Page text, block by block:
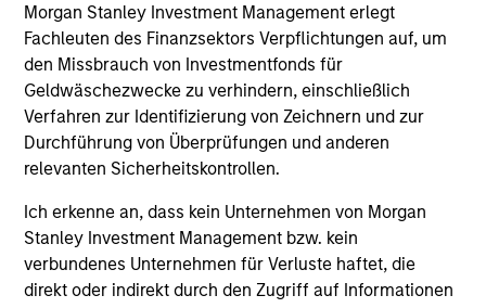
Morgan Stanley Investment Management erlegt
Fachleuten des Finanzsektors Verpflichtungen auf, um
den Missbrauch von Investmentfonds für
Geldwäschezwecke zu verhindern, einschließlich
Verfahren zur Identifizierung von Zeichnern und zur
Durchführung von Überprüfungen und anderen
relevanten Sicherheitskontrollen.
Ich erkenne an, dass kein Unternehmen von Morgan
Stanley Investment Management bzw. kein
verbundenes Unternehmen für Verluste haftet, die
direkt oder indirekt durch den Zugriff auf Informationen
investment teams think that means for
portfolio construction, diversification and
where they see opportunities for active
investors.
03-AUG-2026